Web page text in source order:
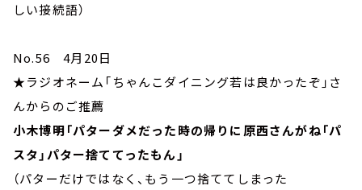
しい接続語）
No.56 4月20日
★ラジオネーム「ちゃんこダイニング若は良かったぞ」さ
んからのご推薦
小木博明「パターダメだった時の帰りに原西さんがね「パ
スタ」パター捨ててったもん」
（パターだけではなく、もう一つ捨ててしまった